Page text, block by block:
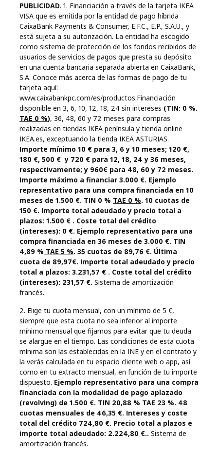
PUBLICIDAD. 1. Financiación a través de la tarjeta IKEA
VISA que es emitida por la entidad de pago híbrida
CaixaBank Payments & Consumer, E.F.C., E.P., S.A.U., y
está sujeta a su autorización. La entidad ha escogido
como sistema de protección de los fondos recibidos de
usuarios de servicios de pagos que presta su depósito
en una cuenta bancaria separada abierta en CaixaBank,
S.A. Conoce más acerca de las formas de pago de tu
tarjeta aquí:
www.caixabankpc.com/es/productos.Financiación
disponible en 3, 6, 10, 12, 18, 24 sin intereses (TIN: 0 %.
TAE 0 %), 36, 48, 60 y 72 meses para compras
realizadas en tiendas IKEA península y tienda online
IKEA.es, exceptuando la tienda IKEA ASTURIAS.
Importe mínimo 10 € para 3, 6 y 10 meses; 120 €,
180 €, 500 € y 720 € para 12, 18, 24 y 36 meses,
respectivamente; y 960€ para 48, 60 y 72 meses.
Importe máximo a financiar 3.000 €. Ejemplo
representativo para una compra financiada en 10
meses de 1.500 €. TIN 0 % TAE 0 %. 10 cuotas de
150 €. Importe total adeudado y precio total a
plazos: 1.500 € . Coste total del crédito
(intereses): 0 €. Ejemplo representativo para una
compra financiada en 36 meses de 3.000 €. TIN
4,89 % TAE 5 %. 35 cuotas de 89,76 €. Última
cuota de 89,97€. Importe total adeudado y precio
total a plazos: 3.231,57 € . Coste total del crédito
(intereses): 231,57 €. Sistema de amortización
francés.
2. Elige tu cuota mensual, con un mínimo de 5 €,
siempre que esta cuota no sea inferior al importe
mínimo mensual que fijamos para evitar que tu deuda
se alargue en el tiempo. Las condiciones de esta cuota
mínima son las establecidas en la INE y en el contrato y
la verás calculada en tu espacio cliente web o app, así
como en tu extracto mensual, en función de tu importe
dispuesto. Ejemplo representativo para una compra
financiada con la modalidad de pago aplazado
(revolving) de 1.500 €. TIN 20,88 % TAE 23 %. 48
cuotas mensuales de 46,35 €. Intereses y coste
total del crédito 724,80 €. Precio total a plazos e
importe total adeudado: 2.224,80 €.. Sistema de
amortización francés.